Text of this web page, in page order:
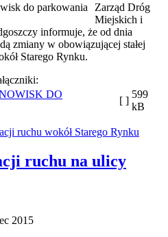
Zarząd Dróg
Miejskich i
informuje, że od dnia
zmiany w obowiązującej stałej
Starego Rynku.
DO
[ ]
599
kB
ruchu wokół Starego Rynku
ruchu na ulicy
2015